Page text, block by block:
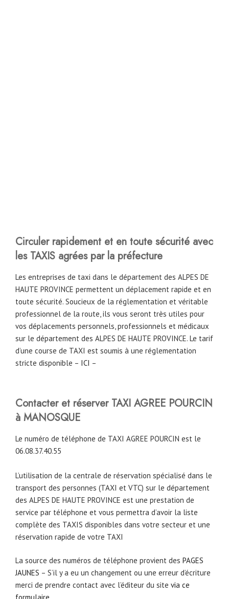
Circuler rapidement et en toute sécurité avec
les TAXIS agrées par la préfecture
Les entreprises de taxi dans le département des ALPES DE
HAUTE PROVINCE permettent un déplacement rapide et en
toute sécurité. Soucieux de la réglementation et véritable
professionnel de la route, ils vous seront très utiles pour
vos déplacements personnels, professionnels et médicaux
sur le département des ALPES DE HAUTE PROVINCE. Le tarif
d’une course de TAXI est soumis à une réglementation
stricte disponible – ICI –
Contacter et réserver TAXI AGREE POURCIN
à MANOSQUE
Le numéro de téléphone de TAXI AGREE POURCIN est le
06.08.37.40.55
L’utilisation de la centrale de réservation spécialisé dans le
transport des personnes (TAXI et VTC) sur le département
des ALPES DE HAUTE PROVINCE est une prestation de
service par téléphone et vous permettra d’avoir la liste
complète des TAXIS disponibles dans votre secteur et une
réservation rapide de votre TAXI
La source des numéros de téléphone provient des PAGES
JAUNES – S’il y a eu un changement ou une erreur d’écriture
merci de prendre contact avec l’éditeur du site via ce